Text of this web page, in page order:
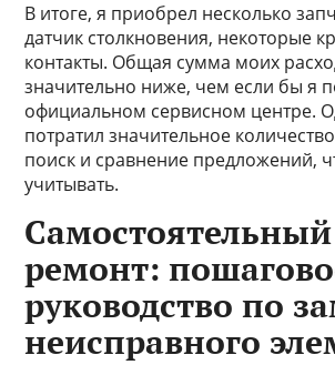
В итоге, я приобрел несколько
датчик столкновения, некоторые
контакты. Общая сумма моих
значительно ниже, чем если бы я
официальном сервисном центре.
потратил значительное
поиск и сравнение предложений,
учитывать.
Самостоятельный
ремонт:
руководство по
неисправного